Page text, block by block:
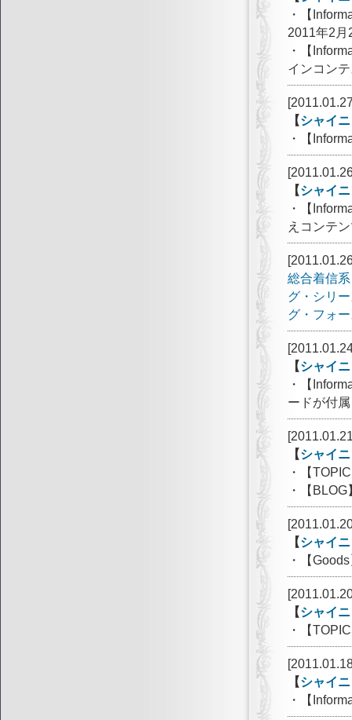
・【
2011年2月
・【
インコン
【シャイ
・【
【シャイ
・【
えコンテ
総合着信
グ・シリ
グ・フォ
【シャイ
・【
ードが付属
【シャイ
・【
・【
【シャイ
・【
【シャイ
・【
【シャイ
・【